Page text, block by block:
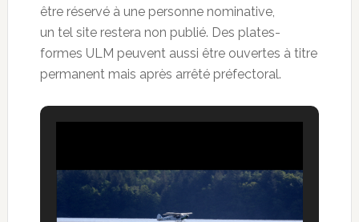
être réservé à une personne nominative,
un tel site restera non publié. Des plates-
formes ULM peuvent aussi être ouvertes à titre
permanent mais après arrêté préfectoral.